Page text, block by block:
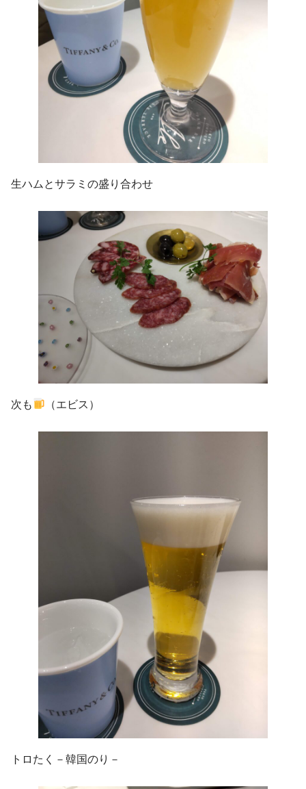
生ハムとサラミの盛り合わせ
次も （エビス）
トロたく－韓国のり－